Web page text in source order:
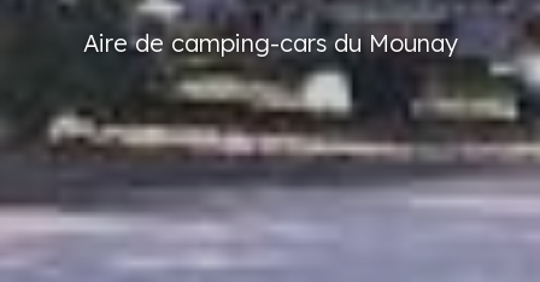
Aire de camping-cars du Mounay